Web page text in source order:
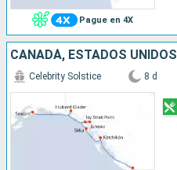
Pague en 4X
CANADÁ, ESTADOS UNIDOS
Celebrity Solstice 8 d